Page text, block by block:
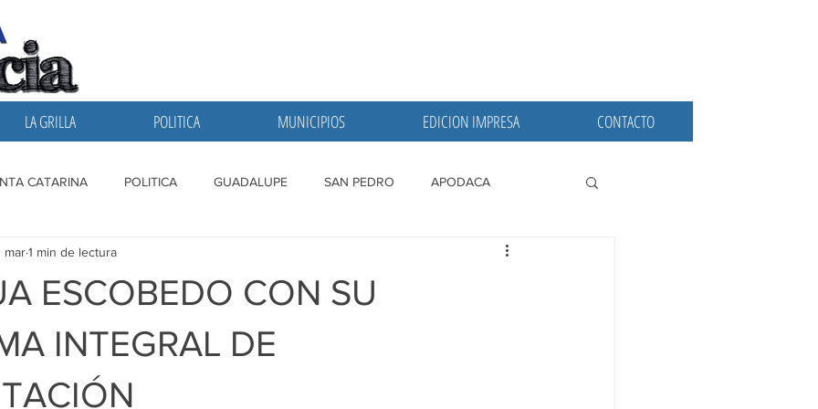
LA GRILLA POLITICA MUNICIPIOS EDICION IMPRESA CONTACTO
CATARINA POLITICA GUADALUPE SAN PEDRO APODACA
GRILLA SAN NICOLAS
ESCOBEDO CON SU
INTEGRAL DE
mar1 min de lectura